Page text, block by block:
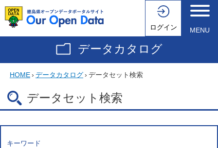
ログイン MENU
データカタログ
HOME› データカタログ› データセット検索
データセット検索
キーワード